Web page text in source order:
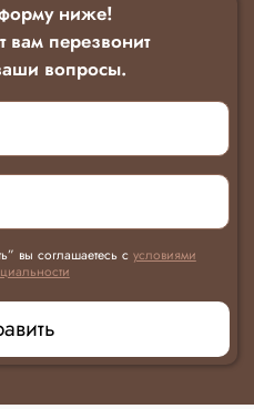
ниже!
вам перезвонит
вопросы.
вы соглашаетесь с условиями